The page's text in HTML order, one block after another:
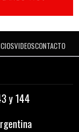
VIDEOSCONTACTO
y 144